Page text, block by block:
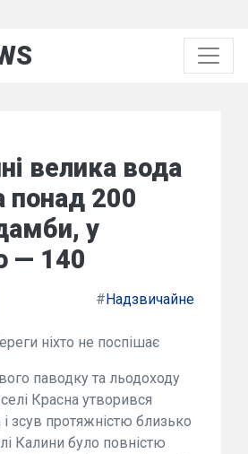
велика вода
понад 200
у
— 140
#Надзвичайне
ніхто не поспішає
паводку та льодоходу
Красна утворився
зсув протяжністю близько
Калини було повністю